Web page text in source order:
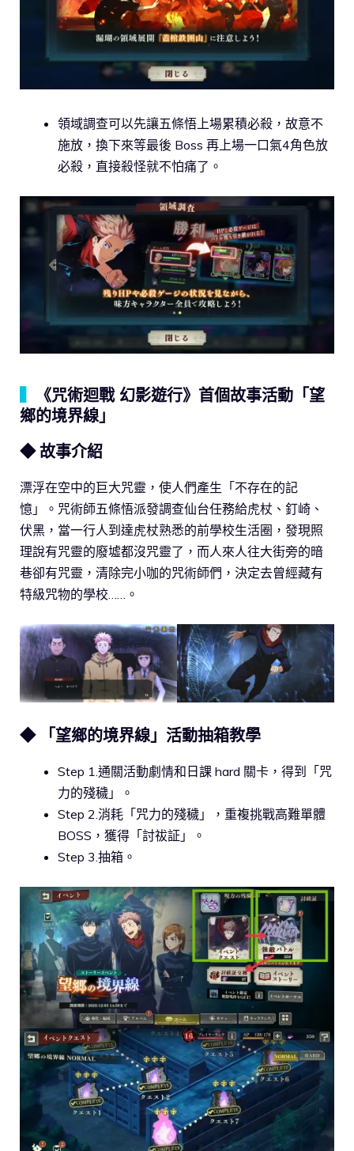
領域調查可以先讓五條悟上場累積必殺，故意不
施放，換下來等最後 Boss 再上場一口氣4角色放
必殺，直接殺怪就不怕痛了。
《咒術迴戰 幻影遊行》首個故事活動「望
鄉的境界線」
◆ 故事介紹
漂浮在空中的巨大咒靈，使人們產生「不存在的記
憶」。咒術師五條悟派發調查仙台任務給虎杖、釘崎、
伏黑，當一行人到達虎杖熟悉的前學校生活圈，發現照
理說有咒靈的廢墟都沒咒靈了，而人來人往大街旁的暗
巷卻有咒靈，清除完小咖的咒術師們，決定去曾經藏有
特級咒物的學校……。
◆ 「望鄉的境界線」活動抽箱教學
Step 1.通關活動劇情和日課 hard 關卡，得到「咒
力的殘穢」。
Step 2.消耗「咒力的殘穢」，重複挑戰高難單體
BOSS，獲得「討祓証」。
Step 3.抽箱。